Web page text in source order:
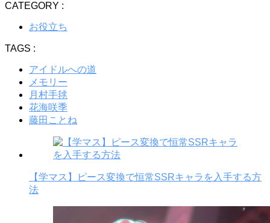
CATEGORY :
お役立ち
TAGS :
アイドルへの道
メモリー
月村手毬
花海咲季
藤田ことね
【学マス】ピース変換で恒常SSRキャラを入手する方
法